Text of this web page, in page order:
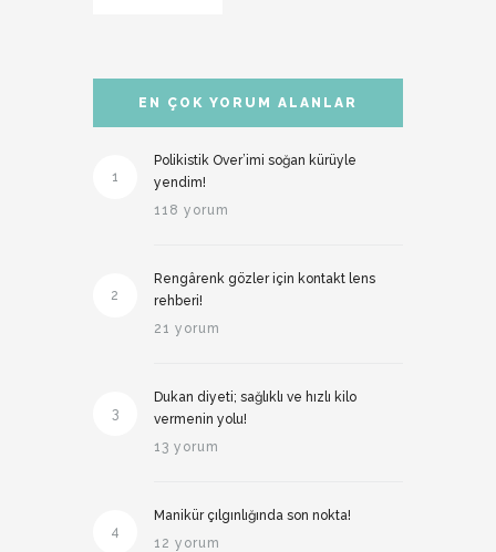
EN ÇOK YORUM ALANLAR
1
Polikistik Over’imi soğan kürüyle
yendim!
118 yorum
2
Rengârenk gözler için kontakt lens
rehberi!
21 yorum
3
Dukan diyeti; sağlıklı ve hızlı kilo
vermenin yolu!
13 yorum
4
Manikür çılgınlığında son nokta!
12 yorum